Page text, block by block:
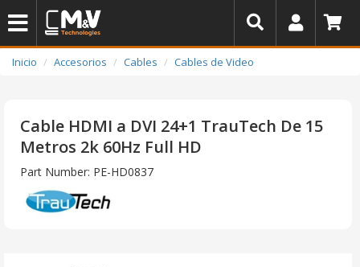
Inicio Accesorios Cables Cables de Video
Cable HDMI a DVI 24+1 TrauTech De 15
Metros 2k 60Hz Full HD
Part Number: PE-HD0837